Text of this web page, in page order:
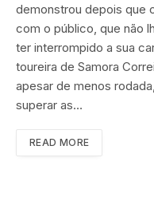
demonstrou depois que
com o público, que não
ter interrompido a sua
toureira de Samora
apesar de menos
superar as…
READ MORE